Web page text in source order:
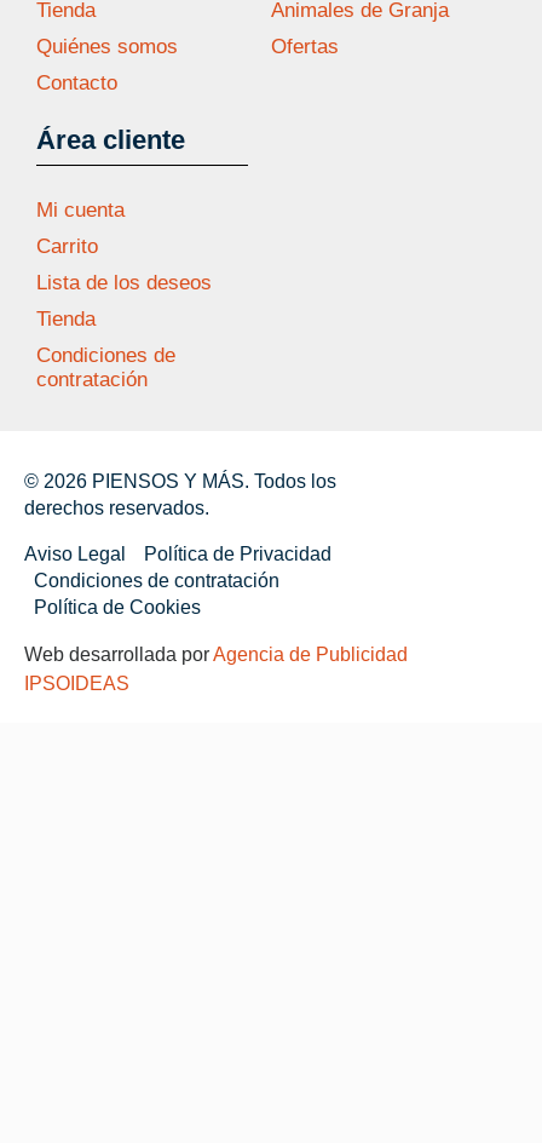
Tienda
Quiénes somos
Contacto
Área cliente
Mi cuenta
Carrito
Lista de los deseos
Tienda
Condiciones de
contratación
Animales de Granja
Ofertas
© 2026 PIENSOS Y MÁS. Todos los
derechos reservados.
Aviso Legal
Política de Privacidad
Condiciones de contratación
Política de Cookies
Web desarrollada porAgencia de Publicidad
IPSOIDEAS